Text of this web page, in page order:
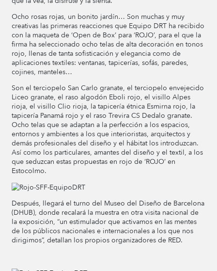
Ocho rosas rojas, un bonito jardín… Son muchas y muy
creativas las primeras reacciones que Equipo DRT ha recibido
con la maqueta de ‘Open de Box’ para ‘ROJO’, para el que la
firma ha seleccionado ocho telas de alta decoración en tonos
rojo, llenas de tanta sofisticación y elegancia como de
aplicaciones textiles: ventanas, tapicerías, sofás, paredes,
cojines, manteles…
Son el terciopelo San Carlo granate, el terciopelo envejecido
Liceo granate, el raso algodón Eboli rojo, el visillo Alpes
rioja, el visillo Clio rioja, la tapicería étnica Esmirna rojo, la
tapicería Panamá rojo y el raso Trevira CS Dedalo granate.
Ocho telas que se adaptan a la perfección a los espacios,
entornos y ambientes a los que interioristas, arquitectos y
demás profesionales del diseño y el hábitat los introduzcan.
Así como los particulares, amantes del diseño y el textil, a los
que seduzcan estas propuestas en rojo de ‘ROJO’ en
Estocolmo.
Después, llegará el turno del Museo del Diseño de Barcelona
(DHUB), donde recalará la muestra en otra visita nacional de
la exposición, “un estimulador que activamos en las mentes
de los públicos nacionales e internacionales a los que nos
dirigimos”, detallan los propios organizadores de RED.